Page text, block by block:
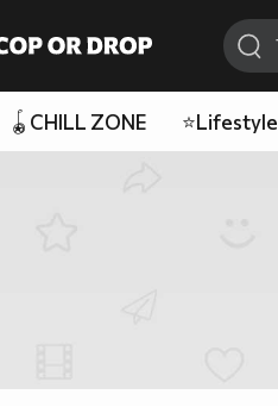
🪀CHILL ZONE ⭐Lifestyle